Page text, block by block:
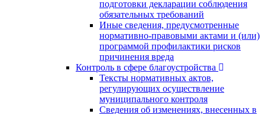
подготовки декларации соблюдения
обязательных требований
Иные сведения, предусмотренные
нормативно-правовыми актами и (или)
программой профилактики рисков
причинения вреда
Контроль в сфере благоустройства
Тексты нормативных актов,
регулирующих осуществление
муниципального контроля
Сведения об изменениях, внесенных в